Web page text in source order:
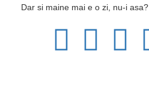
Dar si maine mai e o zi, nu-i asa?